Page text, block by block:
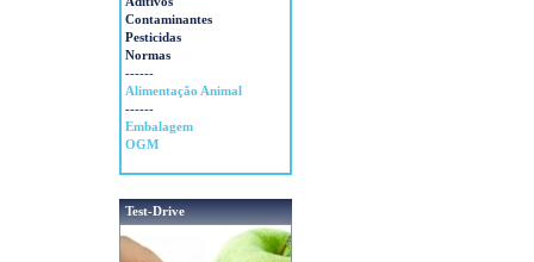
Contaminantes
Pesticidas
Normas
------
Alimentação Animal
------
Embalagem
OGM
Test-Drive